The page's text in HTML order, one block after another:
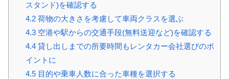
スタンド)を確認する
4.2荷物の大きさを考慮して車両クラスを選ぶ
4.3空港や駅からの交通手段(無料送迎など)を確認する
4.4貸し出しまでの所要時間もレンタカー会社選びのポ
イントに
4.5目的や乗車人数に合った車種を選択する